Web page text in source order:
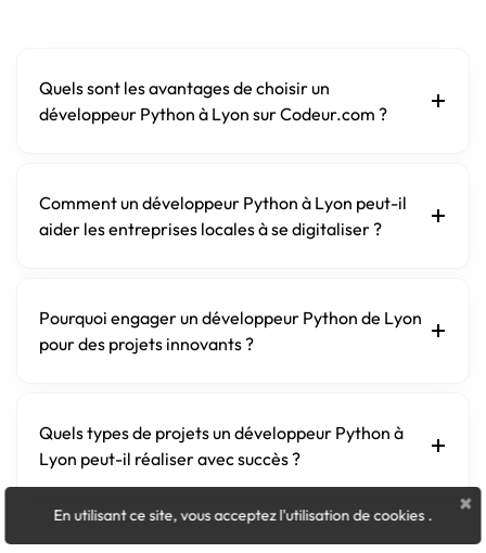
Quels sont les avantages de choisir un
développeur Python à Lyon sur Codeur.com ?
Comment un développeur Python à Lyon peut-il
aider les entreprises locales à se digitaliser ?
Pourquoi engager un développeur Python de Lyon
pour des projets innovants ?
Quels types de projets un développeur Python à
Lyon peut-il réaliser avec succès ?
×
En utilisant ce site, vous acceptez l'utilisation de cookies.